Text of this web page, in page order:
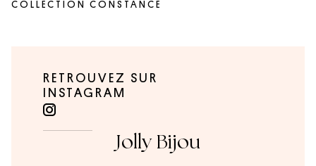
COLLECTION CONSTANCE
RETROUVEZ SUR
INSTAGRAM
Jolly Bijou